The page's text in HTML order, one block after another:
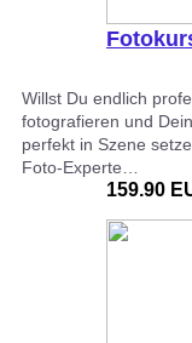
Willst Du endlich
fotografieren und
perfekt in Szene
Foto-Experte…
159.90